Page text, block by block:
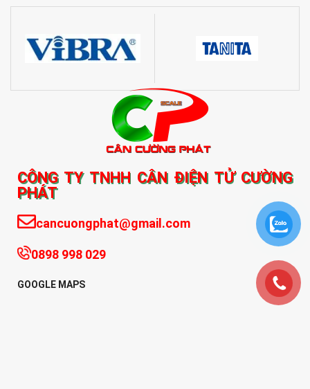
CÔNG TY TNHH CÂN ĐIỆN TỬ CƯỜNG
PHÁT
cancuongphat@gmail.com
0898 998 029
GOOGLE MAPS